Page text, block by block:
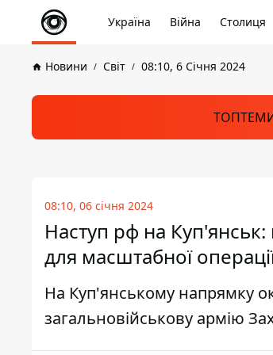
Україна Війна Столиця
Новини Світ 08:10, 6 Січня 2024
08:10, 06 січня 2024
Наступ рф на Куп'янськ:
для масштабної
На Куп'янському напрямку
загальновійськову армію